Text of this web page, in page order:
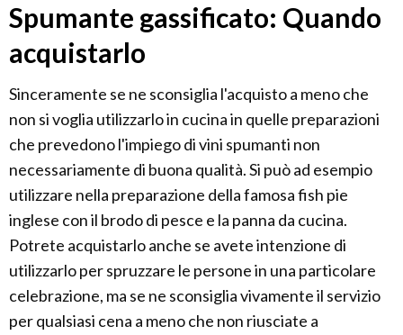
Spumante gassificato: Quando
acquistarlo
Sinceramente se ne sconsiglia l'acquisto a meno che
non si voglia utilizzarlo in cucina in quelle preparazioni
che prevedono l'impiego di vini spumanti non
necessariamente di buona qualità. Si può ad esempio
utilizzare nella preparazione della famosa fish pie
inglese con il brodo di pesce e la panna da cucina.
Potrete acquistarlo anche se avete intenzione di
utilizzarlo per spruzzare le persone in una particolare
celebrazione, ma se ne sconsiglia vivamente il servizio
per qualsiasi cena a meno che non riusciate a